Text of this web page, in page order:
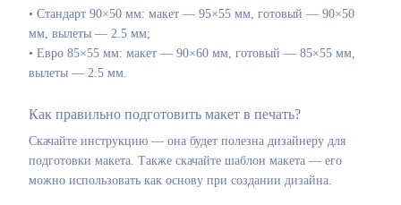
• Стандарт 90×50 мм: макет — 95×55 мм, готовый — 90×50
мм, вылеты — 2.5 мм;
• Евро 85×55 мм: макет — 90×60 мм, готовый — 85×55 мм,
вылеты — 2.5 мм.
Как правильно подготовить макет в печать?
Скачайте инструкцию — она будет полезна дизайнеру для
подготовки макета. Также скачайте шаблон макета — его
можно использовать как основу при создании дизайна.